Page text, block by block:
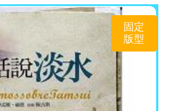
固定
版型